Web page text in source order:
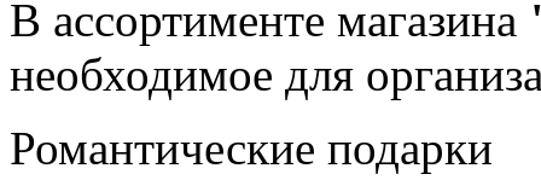
В ассортименте магазина
необходимое для
Романтические подарки